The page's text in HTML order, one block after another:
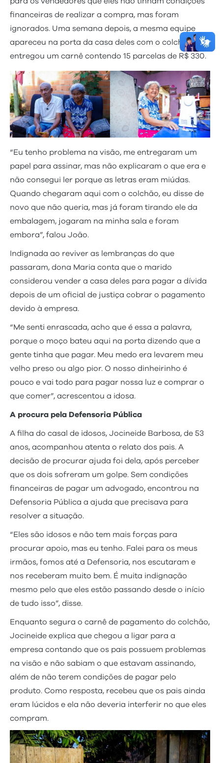
financeiras de realizar a compra, mas foram
ignorados. Uma semana depois, a mesma equipe
apareceu na porta da casa deles com o colchão e
entregou um carnê contendo 15 parcelas de R$ 330.
“Eu tenho problema na visão, me entregaram um
papel para assinar, mas não explicaram o que era e
não consegui ler porque as letras eram miúdas.
Quando chegaram aqui com o colchão, eu disse de
novo que não queria, mas já foram tirando ele da
embalagem, jogaram na minha sala e foram
embora”, falou João.
Indignada ao reviver as lembranças do que
passaram, dona Maria conta que o marido
considerou vender a casa deles para pagar a dívida
depois de um oficial de justiça cobrar o pagamento
devido à empresa.
“Me senti enrascada, acho que é essa a palavra,
porque o moço bateu aqui na porta dizendo que a
gente tinha que pagar. Meu medo era levarem meu
velho preso ou algo pior. O nosso dinheirinho é
pouco e vai todo para pagar nossa luz e comprar o
que comer”, acrescentou a idosa.
A procura pela Defensoria Pública
A filha do casal de idosos, Jocineide Barbosa, de 53
anos, acompanhou atenta o relato dos pais. A
decisão de procurar ajuda foi dela, após perceber
que os dois sofreram um golpe. Sem condições
financeiras de pagar um advogado, encontrou na
Defensoria Pública a ajuda que precisava para
resolver a situação.
“Eles são idosos e não tem mais forças para
procurar apoio, mas eu tenho. Falei para os meus
irmãos, fomos até a Defensoria, nos escutaram e
nos receberam muito bem. É muita indignação
mesmo pelo que eles estão passando desde o início
de tudo isso”, disse.
Enquanto segura o carnê de pagamento do colchão,
Jocineide explica que chegou a ligar para a
empresa contando que os pais possuem problemas
na visão e não sabiam o que estavam assinando,
além de não terem condições de pagar pelo
produto. Como resposta, recebeu que os pais ainda
eram lúcidos e ela não deveria interferir no que eles
compram.